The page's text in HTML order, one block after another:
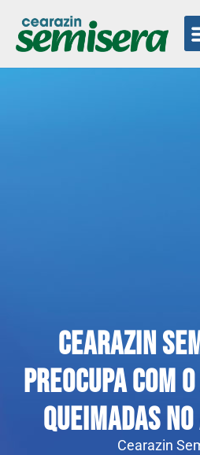
Cearazin
preocupa com
queimadas
Cearazin